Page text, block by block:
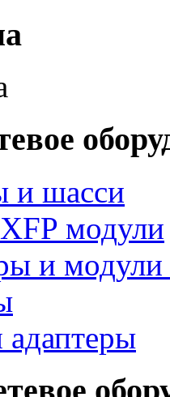
и шасси
модули
и модули